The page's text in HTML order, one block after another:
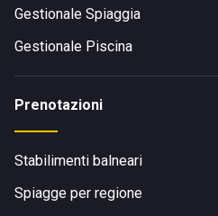
Gestionale Spiaggia
Gestionale Piscina
Prenotazioni
Stabilimenti balneari
Spiagge per regione